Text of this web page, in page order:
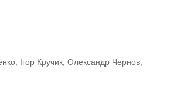
Ігор Кручик, Олександр Чернов,